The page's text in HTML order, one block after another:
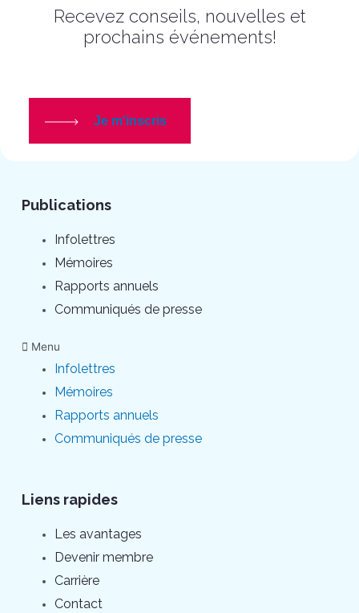
Recevez conseils, nouvelles et
prochains événements!
Je m'inscris
Publications
Infolettres
Mémoires
Rapports annuels
Communiqués de presse
Menu
Infolettres
Mémoires
Rapports annuels
Communiqués de presse
Liens rapides
Les avantages
Devenir membre
Carrière
Contact